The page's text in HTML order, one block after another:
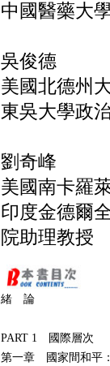
中國醫藥大
吳俊德
美國北德州
東吳大學政
劉奇峰
美國南卡羅
印度金德爾
院助理教授
緒 論
PART 1 國際層次
第一章 國家間和平